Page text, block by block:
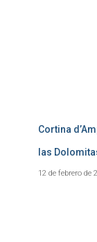
Cortina
las
12 de febrero de